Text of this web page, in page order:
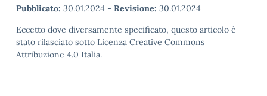
Pubblicato: 30.01.2024 - Revisione: 30.01.2024
Eccetto dove diversamente specificato, questo articolo è
stato rilasciato sotto Licenza Creative Commons
Attribuzione 4.0 Italia.